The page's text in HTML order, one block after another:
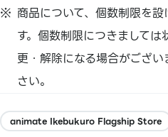
商品について、個数制限を
す。個数制限につきまして
更・解除になる場合がござ
さい。
animate Ikebukuro Flagship Store